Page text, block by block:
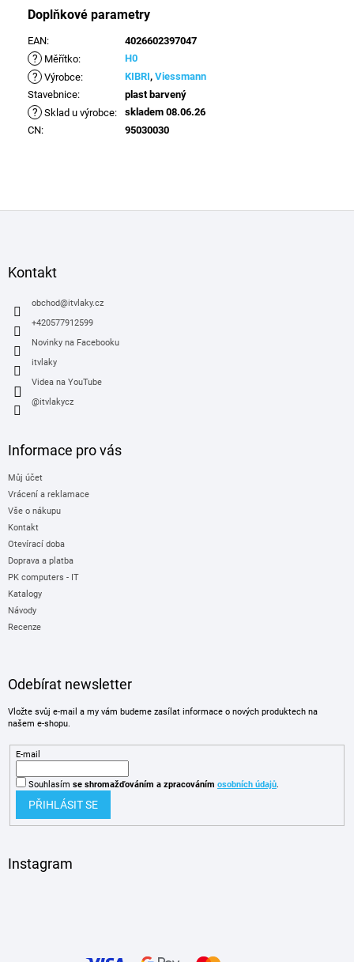
Doplňkové parametry
EAN: 4026602397047
? Měřítko: H0
? Výrobce: KIBRI, Viessmann
Stavebnice: plast barvený
? Sklad u výrobce:
skladem 08.06.26
CN: 95030030
Kontakt
obchod@itvlaky.cz
+420577912599
Novinky na Facebooku
itvlaky
Videa na YouTube
@itvlakycz
Informace pro vás
Můj účet
Vrácení a reklamace
Vše o nákupu
Kontakt
Otevírací doba
Doprava a platba
PK computers - IT
Katalogy
Návody
Recenze
Odebírat newsletter
Vložte svůj e-mail a my vám budeme zasílat informace o nových produktech na
našem e-shopu.
E-mail
Souhlasím se shromažďováním a zpracováním osobních údajů.
PŘIHLÁSIT SE
Instagram